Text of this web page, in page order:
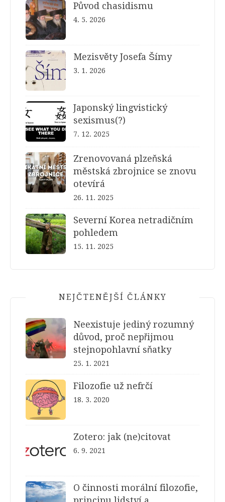
Původ chasidismu
4. 5. 2026
Mezisvěty Josefa Šímy
3. 1. 2026
Japonský lingvistický
sexismus(?)
7. 12. 2025
Zrenovovaná plzeňská
městská zbrojnice se znovu
otevírá
26. 11. 2025
Severní Korea netradičním
pohledem
15. 11. 2025
NEJČTENĚJŠÍ ČLÁNKY
Neexistuje jediný rozumný
důvod, proč nepřijmou
stejnopohlavní sňatky
25. 1. 2021
Filozofie už nefrčí
18. 3. 2020
Zotero: jak (ne)citovat
6. 9. 2021
O činnosti morální filozofie,